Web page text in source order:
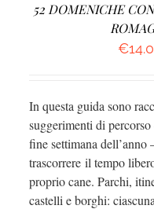
52 DOMENICHE
€
In questa guida sono
suggerimenti di
fine settimana dell’anno
trascorrere il tempo
proprio cane. Parchi,
castelli e borghi: